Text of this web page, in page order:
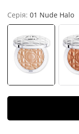
Серія: 01 Nude Halo